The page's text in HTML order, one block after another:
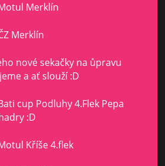
Merklín
Merklín
nové sekačky na ůpravu
a ať slouží :D
cup Podluhy 4.Flek Pepa
:D
Kříše 4.flek